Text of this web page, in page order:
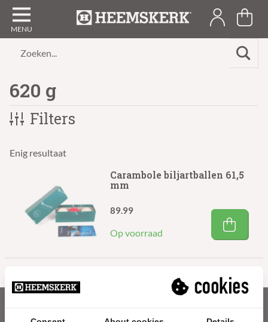
Zoeken...
620 g
Filters
Enig resultaat
Carambole biljartballen 61,5
mm
Op voorraad
89.99